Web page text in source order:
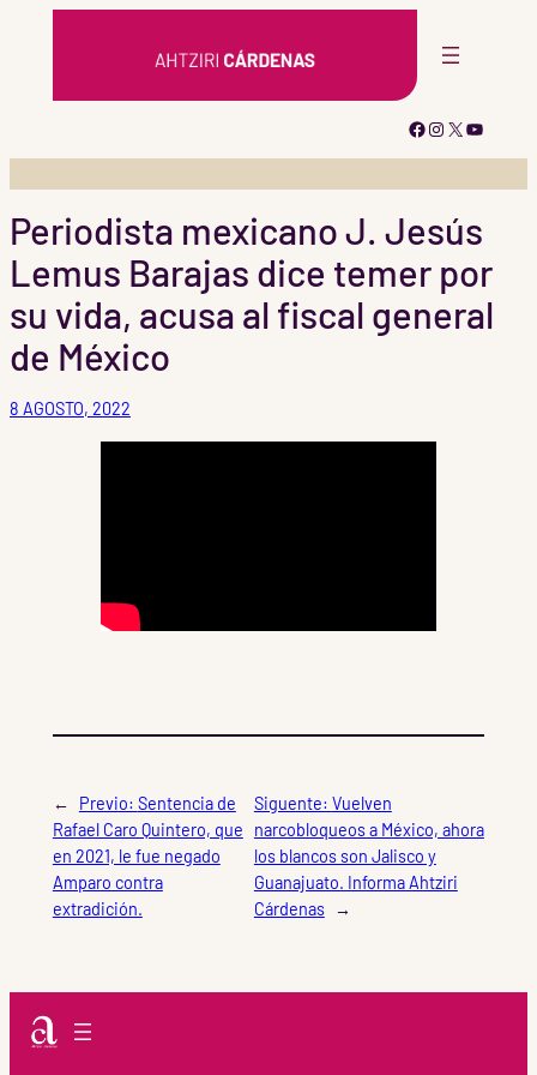
Facebook
Instagram
X YouTube
Periodista mexicano J. Jesús
Lemus Barajas dice temer por
su vida, acusa al fiscal general
de México
8 AGOSTO, 2022
← Previo: Sentencia de
Rafael Caro Quintero, que
en 2021, le fue negado
Amparo contra
extradición.
Siguente: Vuelven
narcobloqueos a México, ahora
los blancos son Jalisco y
Guanajuato. Informa Ahtziri
Cárdenas →